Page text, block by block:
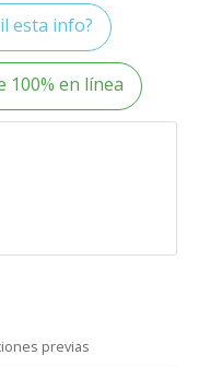
esta info?
100% en línea
previas